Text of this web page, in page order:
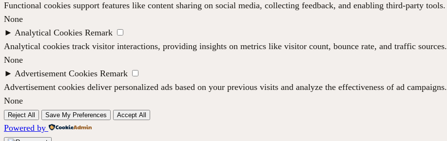
Functional cookies support features like content sharing on social media, collecting feedback, and enabling third-party tools.
None
► Analytical Cookies Remark
Analytical cookies track visitor interactions, providing insights on metrics like visitor count, bounce rate, and traffic sources.
None
► Advertisement Cookies Remark
Advertisement cookies deliver personalized ads based on your previous visits and analyze the effectiveness of ad campaigns.
None
Reject All Save My Preferences Accept All
Powered by